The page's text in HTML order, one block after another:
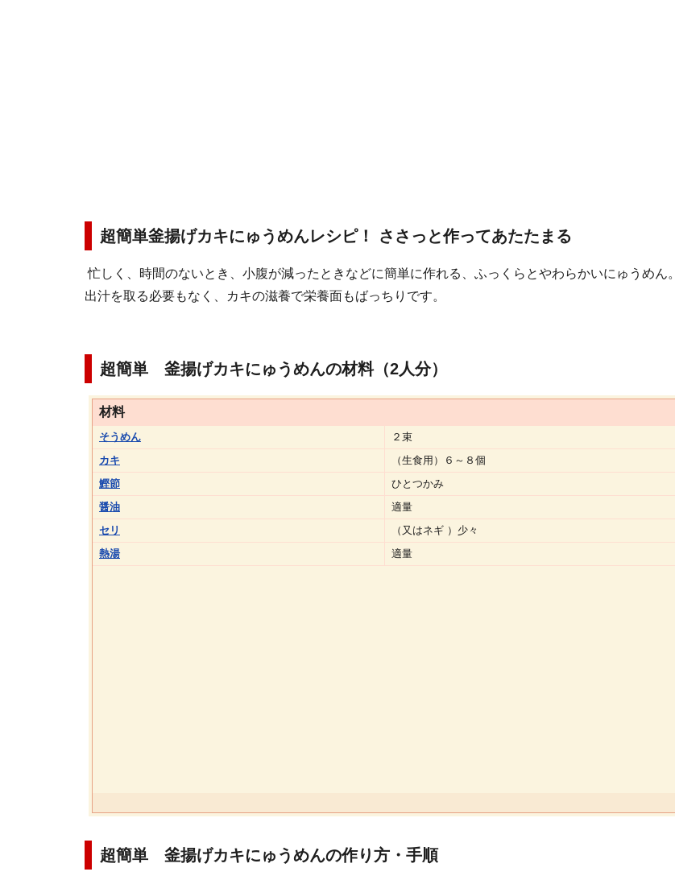
超簡単釜揚げカキにゅうめんレシピ！ ささっと作ってあたたまる
忙しく、時間のないとき、小腹が減ったときなどに簡単に作れる、ふっくらとやわらかいにゅうめん。
出汁を取る必要もなく、カキの滋養で栄養面もばっちりです。
超簡単 釜揚げカキにゅうめんの材料（2人分）
材料
そうめん
２束
カキ
（生食用）６～８個
鰹節
ひとつかみ
醤油
適量
セリ
（又はネギ ）少々
熱湯
適量
超簡単 釜揚げカキにゅうめんの作り方・手順